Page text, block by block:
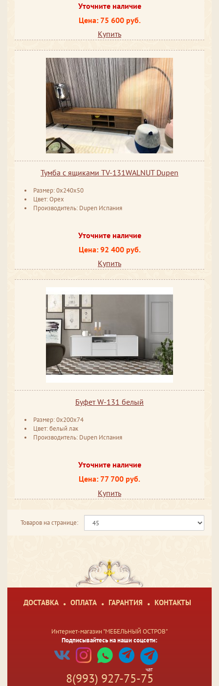
Уточните наличие
Цена: 75 600 руб.
Купить
Тумба с ящиками TV-131WALNUT Dupen
Размер: 0x240x50
Цвет: Орех
Производитель: Dupen Испания
Уточните наличие
Цена: 92 400 руб.
Купить
Буфет W-131 белый
Размер: 0x200x74
Цвет: белый лак
Производитель: Dupen Испания
Уточните наличие
Цена: 77 700 руб.
Купить
Товаров на странице:
ДОСТАВКА ОПЛАТА ГАРАНТИЯ КОНТАКТЫ
Интернет-магазин "МЕБЕЛЬНЫЙ ОСТРОВ"
Подписывайтесь на наши соцсети:
чат
8(993) 927-75-75